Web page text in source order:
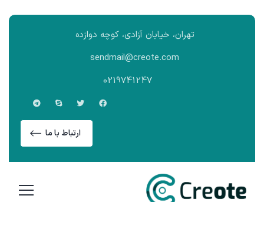
تهران، خیابان آزادی، کوچه دوازده
sendmail@creote.com
0219741247
ارتباط با ما